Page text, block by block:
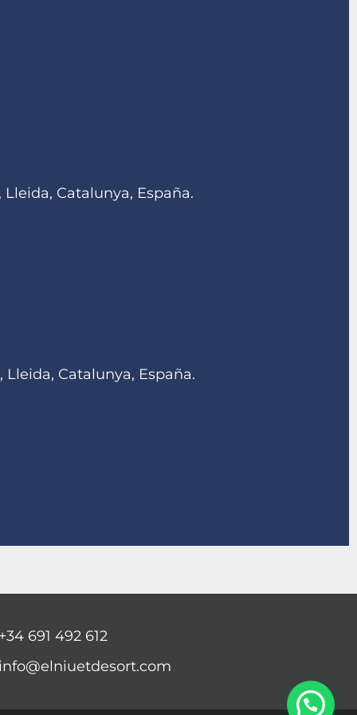
Catalunya, España.
Catalunya, España.
+34 691 492 612
info@elniuetdesort.com